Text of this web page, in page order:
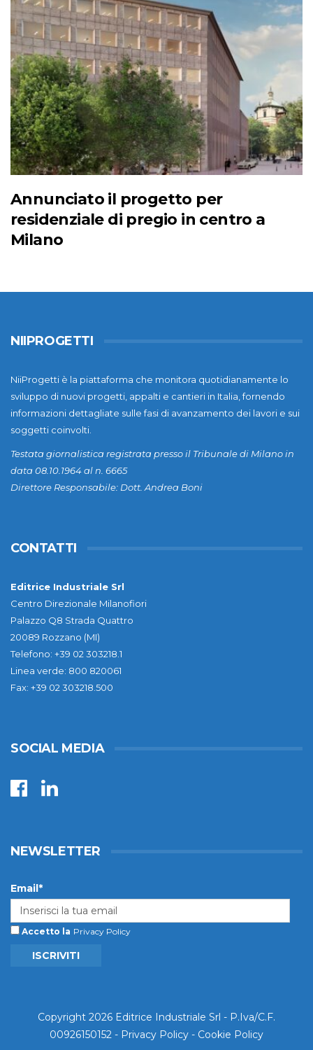
Annunciato il progetto per
residenziale di pregio in centro a
Milano
NIIPROGETTI
NiiProgetti è la piattaforma che monitora quotidianamente lo
sviluppo di nuovi progetti, appalti e cantieri in Italia, fornendo
informazioni dettagliate sulle fasi di avanzamento dei lavori e sui
soggetti coinvolti.
Testata giornalistica registrata presso il Tribunale di Milano in
data 08.10.1964 al n. 6665
Direttore Responsabile: Dott. Andrea Boni
CONTATTI
Editrice Industriale Srl
Centro Direzionale Milanofiori
Palazzo Q8 Strada Quattro
20089 Rozzano (MI)
Telefono: +39 02 303218.1
Linea verde: 800 820061
Fax: +39 02 303218.500
SOCIAL MEDIA
NEWSLETTER
Email*
Accetto la Privacy Policy
ISCRIVITI
Copyright 2026 Editrice Industriale Srl - P.Iva/C.F.
00926150152 - Privacy Policy - Cookie Policy